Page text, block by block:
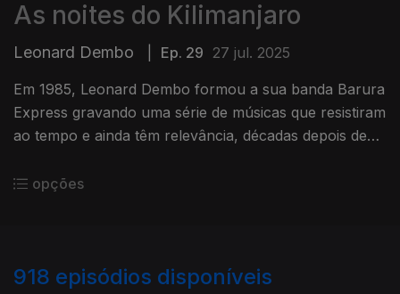
As noites do Kilimanjaro
Leonard Dembo Ep. 29 27 jul. 2025
Em 1985, Leonard Dembo formou a sua banda Barura
Express gravando uma série de músicas que resistiram
ao tempo e ainda têm relevância, décadas depois de
opções
918 episódios disponíveis